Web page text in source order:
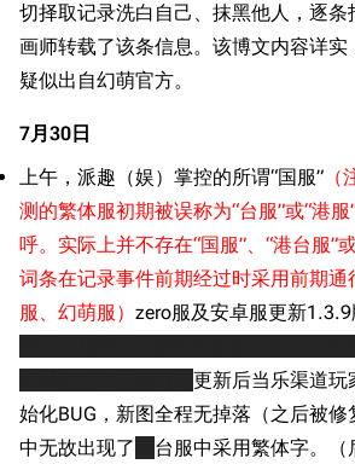
切择取记录洗白自己、抹黑他人，逐条
画师转载了该条信息。该博文内容详实
疑似出自幻萌官方。
7月30日
上午，派趣（娱）掌控的所谓“国服”
测的繁体服初期被误称为“台服”或“港
呼。实际上并不存在“国服”、“港台服”
词条在记录事件前期经过时采用前期通
服、幻萌服） zero服及安卓服更新1.3.9
更新后当乐渠道玩
始化BUG，新图全程无掉落（之后被
中无故出现了
台服中采用繁体字。